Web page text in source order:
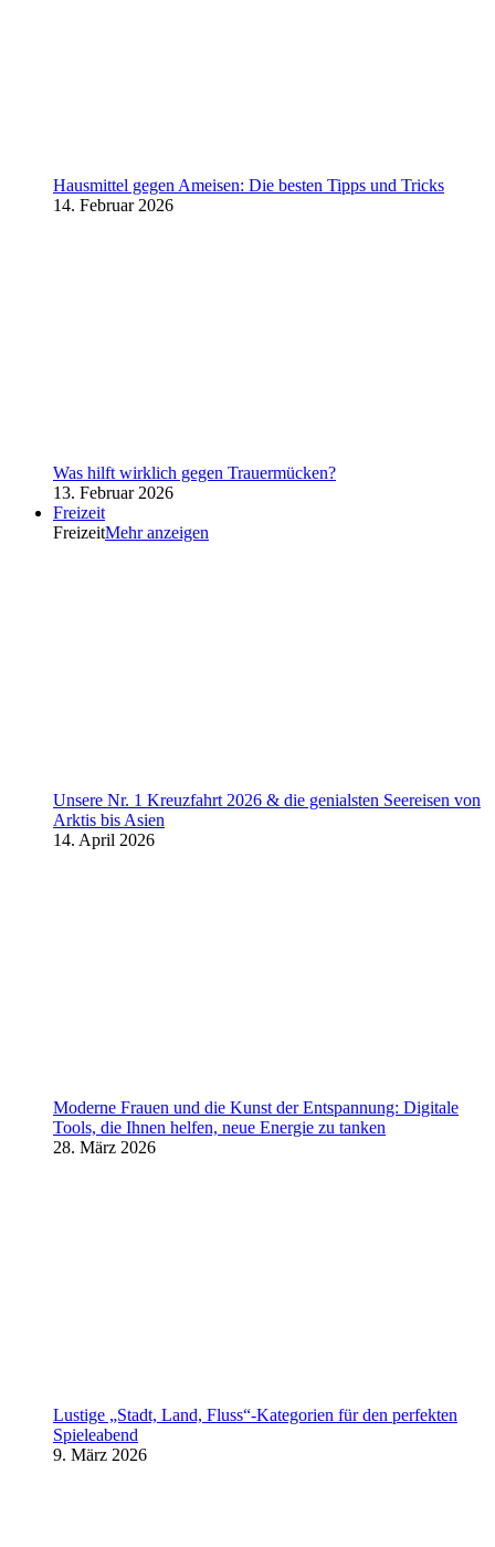
Hausmittel gegen Ameisen: Die besten Tipps und Tricks
14. Februar 2026
Was hilft wirklich gegen Trauermücken?
13. Februar 2026
Freizeit
FreizeitMehr anzeigen
Unsere Nr. 1 Kreuzfahrt 2026 & die genialsten Seereisen von
Arktis bis Asien
14. April 2026
Moderne Frauen und die Kunst der Entspannung: Digitale
Tools, die Ihnen helfen, neue Energie zu tanken
28. März 2026
Lustige „Stadt, Land, Fluss“-Kategorien für den perfekten
Spieleabend
9. März 2026